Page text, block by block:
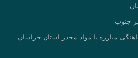
جنوب
مبارزه با مواد مخدر استان خراسان